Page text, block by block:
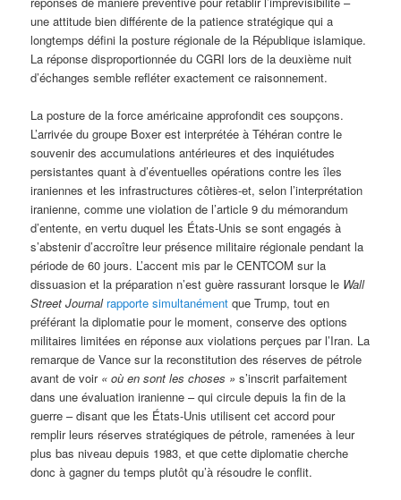
une attitude bien différente de la patience stratégique qui a
longtemps défini la posture régionale de la République islamique.
La réponse disproportionnée du CGRI lors de la deuxième nuit
d’échanges semble refléter exactement ce raisonnement.
La posture de la force américaine approfondit ces soupçons.
L’arrivée du groupe Boxer est interprétée à Téhéran contre le
souvenir des accumulations antérieures et des inquiétudes
persistantes quant à d’éventuelles opérations contre les îles
iraniennes et les infrastructures côtières-et, selon l’interprétation
iranienne, comme une violation de l’article 9 du mémorandum
d’entente, en vertu duquel les États-Unis se sont engagés à
s’abstenir d’accroître leur présence militaire régionale pendant la
période de 60 jours. L’accent mis par le CENTCOM sur la
dissuasion et la préparation n’est guère rassurant lorsque le Wall
Street Journal rapporte simultanément que Trump, tout en
préférant la diplomatie pour le moment, conserve des options
militaires limitées en réponse aux violations perçues par l’Iran. La
remarque de Vance sur la reconstitution des réserves de pétrole
avant de voir « où en sont les choses » s’inscrit parfaitement
dans une évaluation iranienne – qui circule depuis la fin de la
guerre – disant que les États-Unis utilisent cet accord pour
remplir leurs réserves stratégiques de pétrole, ramenées à leur
plus bas niveau depuis 1983, et que cette diplomatie cherche
donc à gagner du temps plutôt qu’à résoudre le conflit.